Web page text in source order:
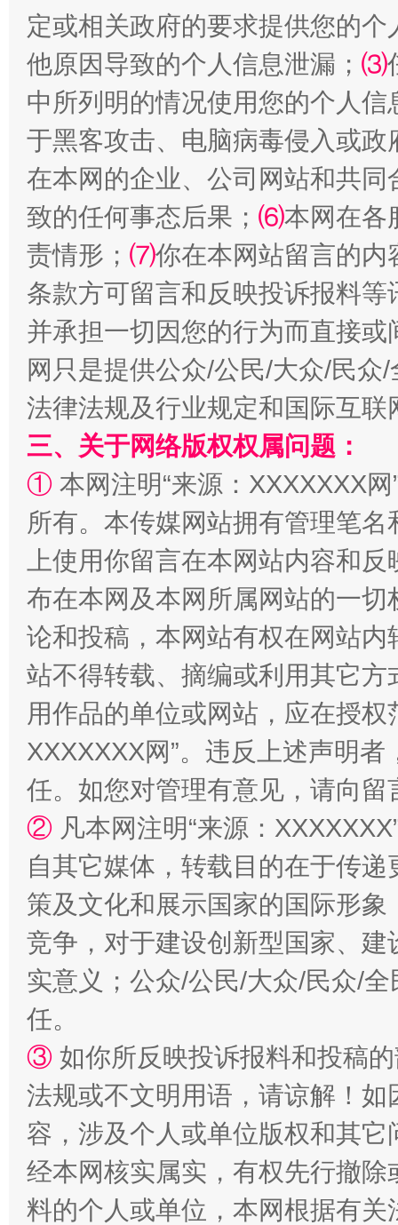
站台名比不上好声名
漫山遍野的桃花与雪山、麦地、白藏房
招工难、用工荒背后
定或相关政府的要求提供您的个
他原因导致的个人信息泄漏； ⑶
中所列明的情况使用您的个人
于黑客攻击、电脑病毒侵入或
在本网的企业、公司网站和共
致的任何事态后果； ⑹本网在各
责情形； ⑺你在本网站留言的内
条款方可留言和反映投诉报料
并承担一切因您的行为而直接
网只是提供公众/公民/大众/民
法律法规及行业规定和国际互
三、关于网络版权权属问题：
① 本网注明“来源：XXXXXXX
所有。本传媒网站拥有管理笔
上使用你留言在本网站内容和
布在本网及本网所属网站的一
论和投稿，本网站有权在网站
站不得转载、摘编或利用其它
用作品的单位或网站，应在授
XXXXXXX网”。违反上述声明
任。如您对管理有意见，请向
② 凡本网注明“来源：
自其它媒体，转载目的在于传
策及文化和展示国家的国际形
竞争，对于建设创新型国家、
实意义；公众/公民/大众/民众/
任。
③ 如你所反映投诉报料和投稿
法规或不文明用语，请谅解！
容，涉及个人或单位版权和其它
经本网核实属实，有权先行撤
料的个人或单位，本网根据有